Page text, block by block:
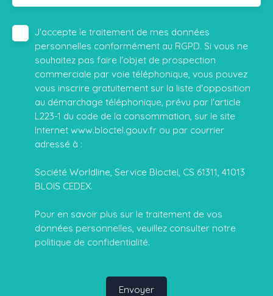
J'accepte le traitement de mes données
personnelles conformément au RGPD. Si vous ne
souhaitez pas faire l'objet de prospection
commerciale par voie téléphonique, vous pouvez
vous inscrire gratuitement sur la liste d'opposition
au démarchage téléphonique, prévu par l'article
L223-1 du code de la consommation, sur le site
Internet www.bloctel.gouv.fr ou par courrier
adressé à :
Société Worldline, Service Bloctel, CS 61311, 41013
BLOIS CEDEX.
Pour en savoir plus sur le traitement de vos
données personnelles, veuillez consulter notre
politique de confidentialité.
Envoyer